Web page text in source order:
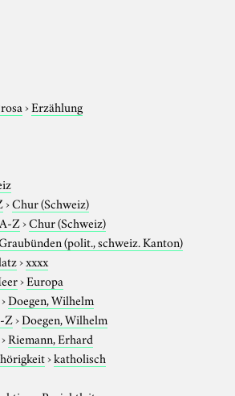
›Erzählung
›Chur (Schweiz)
Z›Chur (Schweiz)
(polit., schweiz. Kanton)
›xxxx
›Europa
›Doegen, Wilhelm
Z›Doegen, Wilhelm
›Riemann, Erhard
›katholisch